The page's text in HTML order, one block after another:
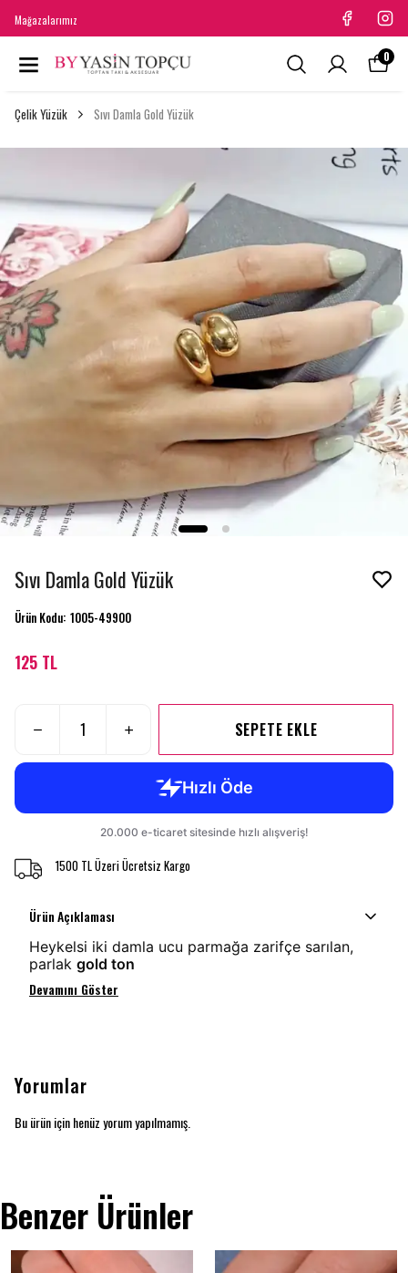
Mağazalarımız
0
Çelik Yüzük Sıvı Damla Gold Yüzük
Sıvı Damla Gold Yüzük
Ürün Kodu: 1005-49900
125 TL
SEPETE EKLE
1500 TL Üzeri Ücretsiz Kargo
Ürün Açıklaması
Heykelsi iki damla ucu parmağa zarifçe sarılan,
parlak gold ton
Devamını Göster
Yorumlar
Bu ürün için henüz yorum yapılmamış.
Benzer Ürünler